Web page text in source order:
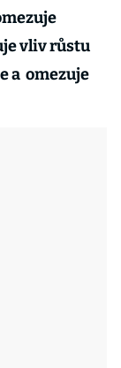
vliv růstu
a omezuje